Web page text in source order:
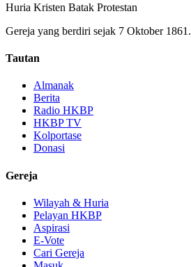
Huria Kristen Batak Protestan
Gereja yang berdiri sejak 7 Oktober 1861.
Tautan
Almanak
Berita
Radio HKBP
HKBP TV
Kolportase
Donasi
Gereja
Wilayah & Huria
Pelayan HKBP
Aspirasi
E-Vote
Cari Gereja